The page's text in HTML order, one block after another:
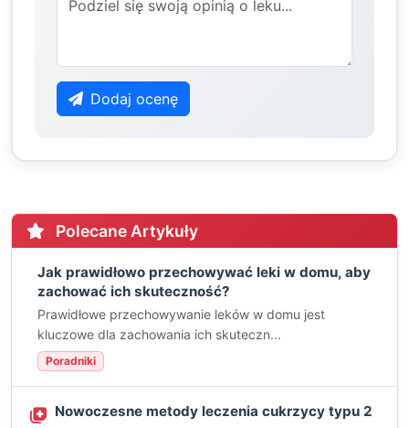
Dodaj ocenę
Polecane Artykuły
Jak prawidłowo przechowywać leki w domu, aby
zachować ich skuteczność?
Prawidłowe przechowywanie leków w domu jest
kluczowe dla zachowania ich skuteczn...
Poradniki
Nowoczesne metody leczenia cukrzycy typu 2